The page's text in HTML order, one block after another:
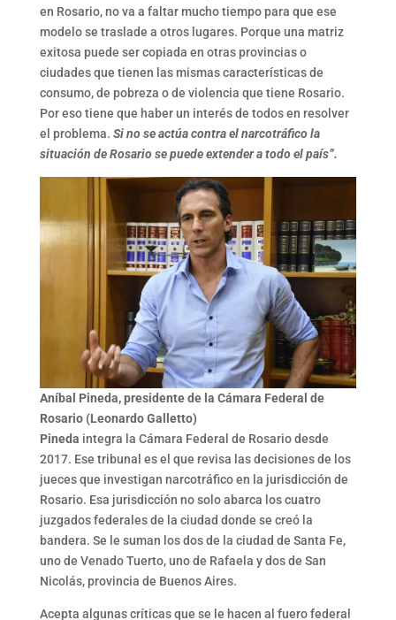
en Rosario, no va a faltar mucho tiempo para que ese
modelo se traslade a otros lugares. Porque una matriz
exitosa puede ser copiada en otras provincias o
ciudades que tienen las mismas características de
consumo, de pobreza o de violencia que tiene Rosario.
Por eso tiene que haber un interés de todos en resolver
el problema. Si no se actúa contra el narcotráfico la
situación de Rosario se puede extender a todo el país”.
Aníbal Pineda, presidente de la Cámara Federal de
Rosario (Leonardo Galletto)
Pineda integra la Cámara Federal de Rosario desde
2017. Ese tribunal es el que revisa las decisiones de los
jueces que investigan narcotráfico en la jurisdicción de
Rosario. Esa jurisdicción no solo abarca los cuatro
juzgados federales de la ciudad donde se creó la
bandera. Se le suman los dos de la ciudad de Santa Fe,
uno de Venado Tuerto, uno de Rafaela y dos de San
Nicolás, provincia de Buenos Aires.
Acepta algunas críticas que se le hacen al fuero federal